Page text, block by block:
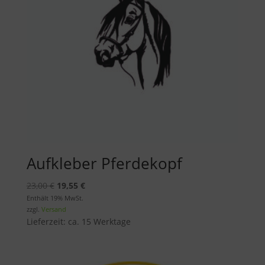
Aufkleber Pferdekopf
23,00€ Ursprünglicher
Preis
war:
23,00 €
19,55 €Aktueller
19,55 €.
Enthält 19% MwSt.
zzgl. Versand
Lieferzeit: ca. 15 Werktage